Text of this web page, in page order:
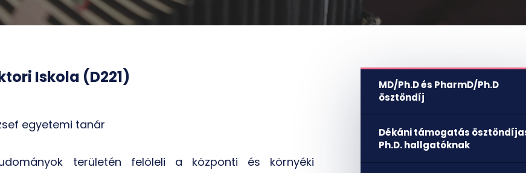
Iskola (D221)
egyetemi tanár
területén felöleli a központi és környéki
MD/Ph.D és PharmD/Ph.D
ösztöndíj
Dékáni támogatás
Ph.D. hallgatóknak